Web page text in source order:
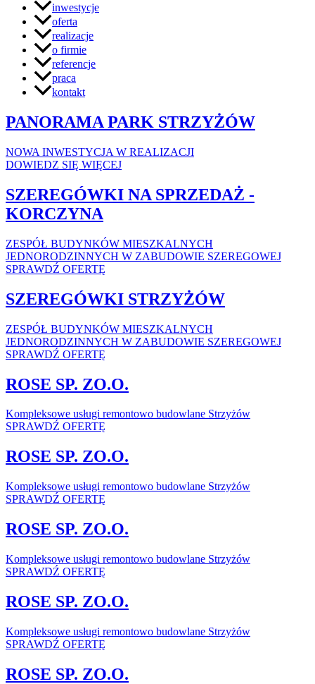
inwestycje
oferta
realizacje
o firmie
referencje
praca
kontakt
PANORAMA PARK STRZYŻÓW
NOWA INWESTYCJA W REALIZACJI
DOWIEDZ SIĘ WIĘCEJ
SZEREGÓWKI NA SPRZEDAŻ -
KORCZYNA
ZESPÓŁ BUDYNKÓW MIESZKALNYCH
JEDNORODZINNYCH W ZABUDOWIE SZEREGOWEJ
SPRAWDŹ OFERTĘ
SZEREGÓWKI STRZYŻÓW
ZESPÓŁ BUDYNKÓW MIESZKALNYCH
JEDNORODZINNYCH W ZABUDOWIE SZEREGOWEJ
SPRAWDŹ OFERTĘ
ROSE SP. ZO.O.
Kompleksowe usługi remontowo budowlane Strzyżów
SPRAWDŹ OFERTĘ
ROSE SP. ZO.O.
Kompleksowe usługi remontowo budowlane Strzyżów
SPRAWDŹ OFERTĘ
ROSE SP. ZO.O.
Kompleksowe usługi remontowo budowlane Strzyżów
SPRAWDŹ OFERTĘ
ROSE SP. ZO.O.
Kompleksowe usługi remontowo budowlane Strzyżów
SPRAWDŹ OFERTĘ
ROSE SP. ZO.O.